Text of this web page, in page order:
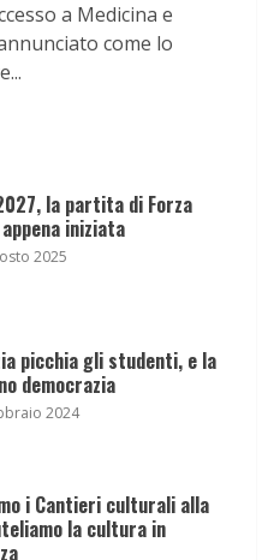
a Medicina e
come lo
la partita di Forza
iniziata
2025
picchia gli studenti, e la
democrazia
2024
i Cantieri culturali alla
la cultura in